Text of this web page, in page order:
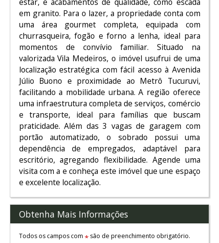
em granito. Para o lazer, a propriedade conta com
uma área gourmet completa, equipada com
churrasqueira, fogão e forno a lenha, ideal para
momentos de convívio familiar. Situado na
valorizada Vila Medeiros, o imóvel usufrui de uma
localização estratégica com fácil acesso à Avenida
Júlio Buono e proximidade ao Metrô Tucuruvi,
facilitando a mobilidade urbana. A região oferece
uma infraestrutura completa de serviços, comércio
e transporte, ideal para famílias que buscam
praticidade. Além das 3 vagas de garagem com
portão automatizado, o sobrado possui uma
dependência de empregados, adaptável para
escritório, agregando flexibilidade. Agende uma
visita com a e conheça este imóvel que une espaço
e excelente localização.
Obtenha Mais Informações
Todos os campos com *são de preenchimento obrigatório.